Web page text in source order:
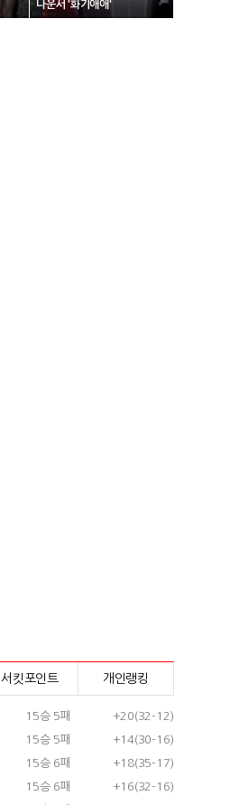
나운서 '화기애애'
서킷포인트 개인랭킹
15승 5패 +20(32-12)
15승 5패 +14(30-16)
15승 6패 +18(35-17)
15승 6패 +16(32-16)